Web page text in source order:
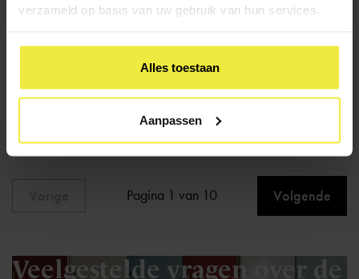
verzameld op basis van uw gebruik van hun services.
Alles toestaan
Aanpassen
routes: onderwijs en zorg.
Hulp op school
Pagina 1 van 10 Volgende
Veelgestelde vragen over de